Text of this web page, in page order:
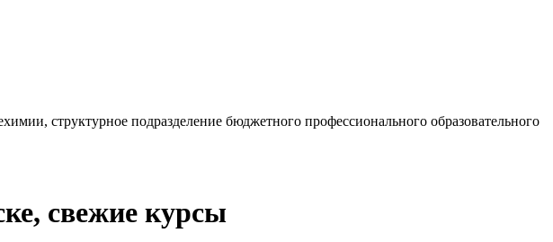
структурное подразделение бюджетного профессионального образовательного
свежие курсы